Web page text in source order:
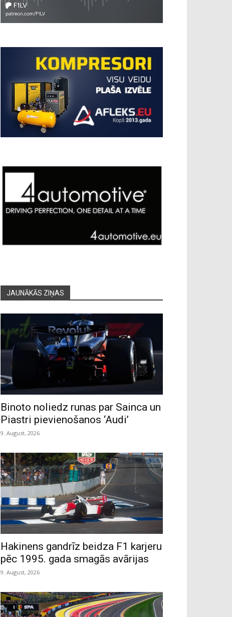
JAUNĀKĀS ZIŅAS
Binoto noliedz runas par Sainca un
Piastri pievienošanos ‘Audi’
9. August, 2026
Hakinens gandrīz beidza F1 karjeru
pēc 1995. gada smagās avārijas
9. August, 2026